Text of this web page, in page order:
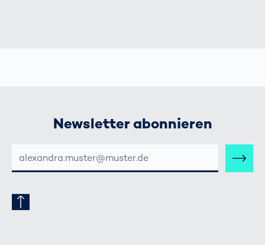
Newsletter abonnieren
MAIL-
ADRESSE